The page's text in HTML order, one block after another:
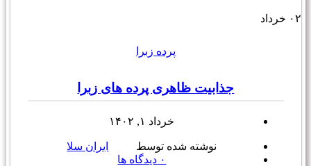
۰۲ خرداد
پرده زبرا
جذابیت ظاهری پرده های زبرا
خرداد ۱, ۱۴۰۲
نوشته شده توسط
ایران سلا
۰ دیدگاه ها